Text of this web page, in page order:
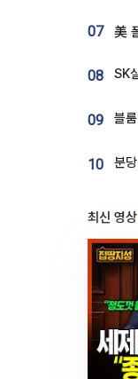
07
08
09
10
최신 영상